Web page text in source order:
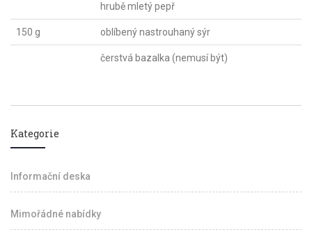
hrubě mletý pepř
150 g oblíbený nastrouhaný sýr
čerstvá bazalka (nemusí být)
Kategorie
Informační deska
Mimořádné nabídky